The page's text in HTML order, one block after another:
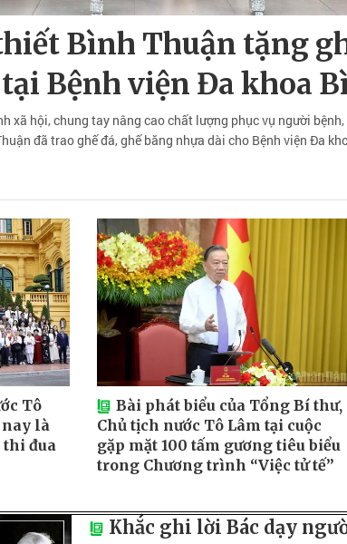
Bình Thuận tặng
Bệnh viện Đa khoa
xã hội, chung tay nâng cao chất lượng phục vụ người
đã trao ghế đá, ghế băng nhựa dài cho Bệnh viện Đa
Tô
nay là
thi đua
Bài phát biểu của Tổng Bí thư,
Chủ tịch nước Tô Lâm tại cuộc
gặp mặt 100 tấm gương tiêu biểu
trong Chương trình “Việc tử tế”
Khắc ghi lời Bác dạy